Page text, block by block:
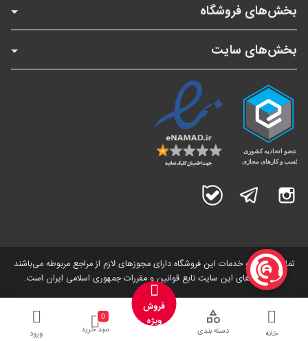
بخش‌های فروشگاه
بخش‌های سایت
اینستاگرام تلگرام
تمامی کالاها و خدمات این فروشگاه دارای مجوز‌های لازم از مراجع مربوطه می‌باشند
و فعالیت های این سایت تابع قوانین و مقررات جمهوری اسلامی ایران است.
خانه دسته بندی
فروش
ویژه
0
سبد خرید ورود